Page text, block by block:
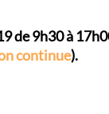
de 9h30 à
continue).